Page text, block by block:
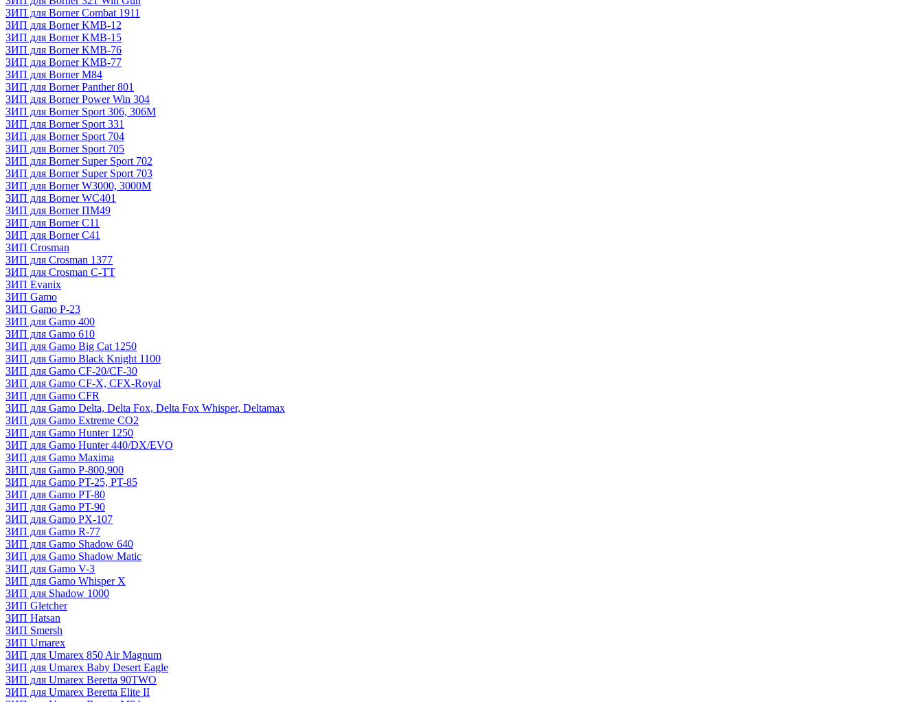
ЗИП для Borner Combat 1911
ЗИП для Borner KMB-12
ЗИП для Borner KMB-15
ЗИП для Borner KMB-76
ЗИП для Borner KMB-77
ЗИП для Borner M84
ЗИП для Borner Panther 801
ЗИП для Borner Power Win 304
ЗИП для Borner Sport 306, 306M
ЗИП для Borner Sport 331
ЗИП для Borner Sport 704
ЗИП для Borner Sport 705
ЗИП для Borner Super Sport 702
ЗИП для Borner Super Sport 703
ЗИП для Borner W3000, 3000М
ЗИП для Borner WC401
ЗИП для Borner ПМ49
ЗИП для Borner С11
ЗИП для Borner С41
ЗИП Crosman
ЗИП для Crosman 1377
ЗИП для Crosman C-TT
ЗИП Evanix
ЗИП Gamo
ЗИП Gamo P-23
ЗИП для Gamo 400
ЗИП для Gamo 610
ЗИП для Gamo Big Cat 1250
ЗИП для Gamo Black Knight 1100
ЗИП для Gamo CF-20/CF-30
ЗИП для Gamo CF-X, CFX-Royal
ЗИП для Gamo CFR
ЗИП для Gamo Delta, Delta Fox, Delta Fox Whisper, Deltamax
ЗИП для Gamo Extreme CO2
ЗИП для Gamo Hunter 1250
ЗИП для Gamo Hunter 440/DX/EVO
ЗИП для Gamo Maxima
ЗИП для Gamo P-800,900
ЗИП для Gamo PT-25, PT-85
ЗИП для Gamo PT-80
ЗИП для Gamo PT-90
ЗИП для Gamo PX-107
ЗИП для Gamo R-77
ЗИП для Gamo Shadow 640
ЗИП для Gamo Shadow Matic
ЗИП для Gamo V-3
ЗИП для Gamo Whisper X
ЗИП для Shadow 1000
ЗИП Gletcher
ЗИП Hatsan
ЗИП Smersh
ЗИП Umarex
ЗИП для Umarex 850 Air Magnum
ЗИП для Umarex Baby Desert Eagle
ЗИП для Umarex Beretta 90TWO
ЗИП для Umarex Beretta Elite II